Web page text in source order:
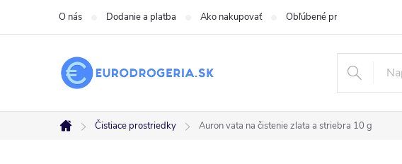
O nás Dodanie a platba Ako nakupovať Obľúbené produkty
Domov
Čistiace prostriedky Auron vata na čistenie zlata a striebra 10 g